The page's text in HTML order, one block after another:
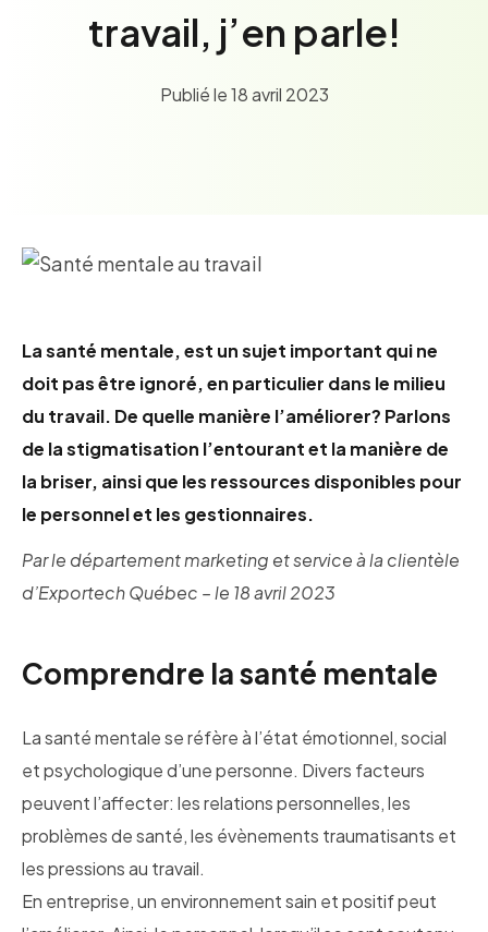
Service à la clientèle
Gestion des stocks
Thématiques
Employabilité renforcée
Équilibre travail-vie personnelle
Inclusion et intégration
Leadership et gestion
Apprentissage par l’action
travail, j’en parle!
Publié le 18 avril 2023
La santé mentale, est un sujet important qui ne
doit pas être ignoré, en particulier dans le milieu
du travail. De quelle manière l’améliorer? Parlons
de la stigmatisation l’entourant et la manière de
la briser, ainsi que les ressources disponibles pour
le personnel et les gestionnaires.
Par le département marketing et service à la clientèle
d’Exportech Québec – le 18 avril 2023
Comprendre la santé mentale
La santé mentale se réfère à l’état émotionnel, social
et psychologique d’une personne. Divers facteurs
peuvent l’affecter: les relations personnelles, les
problèmes de santé, les évènements traumatisants et
les pressions au travail.
En entreprise, un environnement sain et positif peut